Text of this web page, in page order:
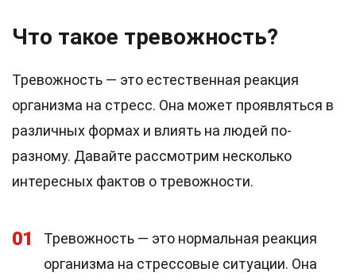
Что такое тревожность?
Тревожность — это естественная реакция
организма на стресс. Она может проявляться в
различных формах и влиять на людей по-
разному. Давайте рассмотрим несколько
интересных фактов о тревожности.
01
Тревожность — это нормальная реакция
организма на стрессовые ситуации. Она